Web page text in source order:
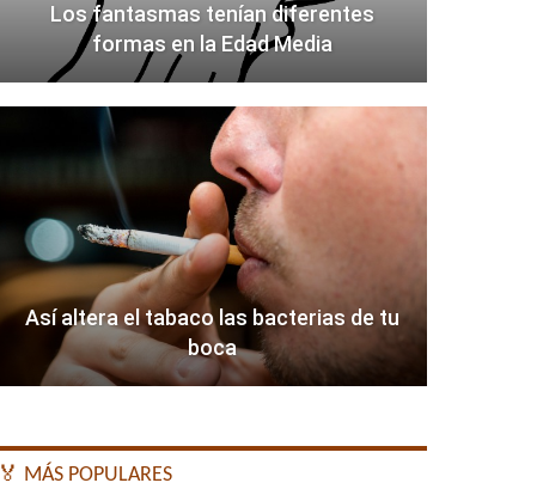
Los fantasmas tenían diferentes
formas en la Edad Media
Así altera el tabaco las bacterias de tu
boca
🏅 MÁS POPULARES